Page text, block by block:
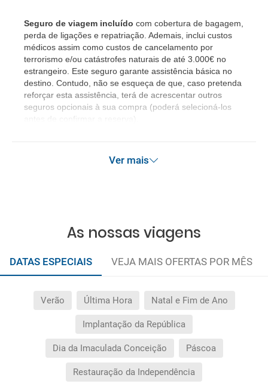
Seguro de viagem incluído com cobertura de bagagem,
perda de ligações e repatriação. Ademais, inclui custos
médicos assim como custos de cancelamento por
terrorismo e/ou catástrofes naturais de até 3.000€ no
estrangeiro. Este seguro garante assistência básica no
destino. Contudo, não se esqueça de que, caso pretenda
reforçar esta assistência, terá de acrescentar outros
seguros opcionais à sua compra (poderá selecioná-los
antes de confirmar a reserva).
Ver mais
As nossas viagens
DATAS ESPECIAIS VEJA MAIS OFERTAS POR MÊS
Verão Última Hora Natal e Fim de Ano
Implantação da República
Dia da Imaculada Conceição Páscoa
Restauração da Independência